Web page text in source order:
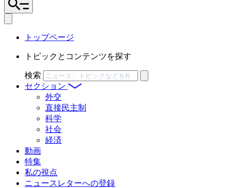
トップページ
トピックとコンテンツを探す
検索
セクション
外交
直接民主制
科学
社会
経済
動画
特集
私の視点
ニュースレターへの登録